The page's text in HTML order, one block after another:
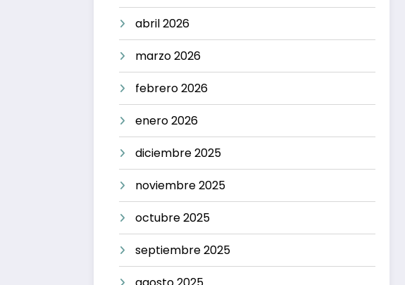
abril 2026
marzo 2026
febrero 2026
enero 2026
diciembre 2025
noviembre 2025
octubre 2025
septiembre 2025